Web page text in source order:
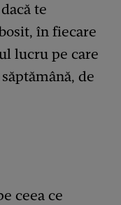
te
în fiecare
lucru pe care
de
ceea ce